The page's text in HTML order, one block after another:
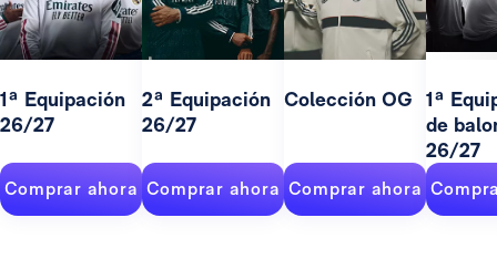
1ª Equipación
26/27
Comprar ahora
2ª Equipación
26/27
Comprar ahora
Colección OG
Comprar ahora
1ª
de
26/27